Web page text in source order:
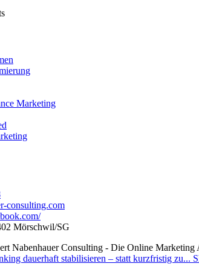
Marketing
consulting.com
Mörschwil/SG
Nabenhauer Consulting - Die Online
dauerhaft stabilisieren – statt kurzfristig zu...